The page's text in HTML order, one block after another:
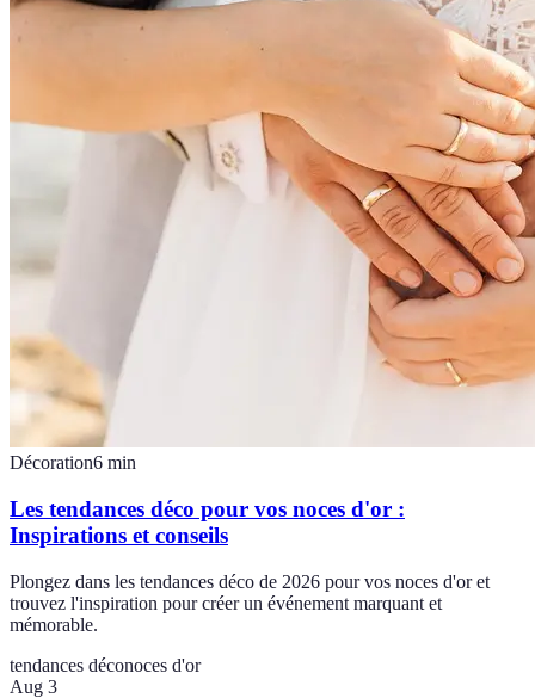
Décoration6 min
Les tendances déco pour vos noces d'or :
Inspirations et conseils
Plongez dans les tendances déco de 2026 pour vos noces d'or et
trouvez l'inspiration pour créer un événement marquant et
mémorable.
tendances déconoces d'or
Aug 3